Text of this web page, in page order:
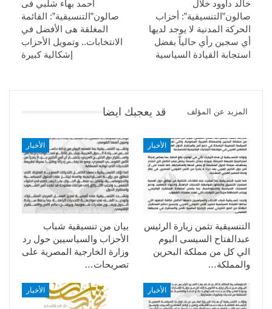
أحمد بهاء شلبي فى
صالون”التنسيقية”: القائمة
المغلقة هى الأفضل في
الانتخابات.. وتمويل الأحزاب
إشكالية كبيرة
خالد داوود خلال
صالون”التنسيقية”: أحزاب
الحركة المدنية لا يوجد لديها
أي سجين رأي حالياً بفضل
استجابة القيادة السياسية
قد يعجبك ايضا المزيد عن المؤلف
الأخبار
بيان من تنسيقية شباب
الأحزاب والسياسيين حول رد
وزارة الخارجية المصرية على
تصريحات…
الأخبار
التنسيقية تثمن زيارة الرئيس
عبدالفتاح السيسى اليوم
الي كل من مملكة البحرين
والمملكة…
الأخبار الأخبار